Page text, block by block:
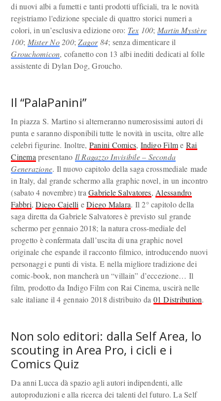
di nuovi albi a fumetti e tanti prodotti ufficiali, tra le novità
registriamo l'edizione speciale di quattro storici numeri a
colori, in un’esclusiva edizione oro: Tex 100; Martin Mystère
100; Mister No 200;Zagor 84; senza dimenticare il
Grouchomicon, cofanetto con 13 albi inediti dedicati al folle
assistente di Dylan Dog, Groucho.
Il “PalaPanini”
In piazza S. Martino si alterneranno numerosissimi autori di
punta e saranno disponibili tutte le novità in uscita, oltre alle
celebri figurine. Inoltre, Panini Comics, Indigo Filme Rai
Cinema presentano Il Ragazzo Invisibile – Seconda
Generazione. Il nuovo capitolo della saga crossmediale made
in Italy, dal grande schermo alla graphic novel, in un incontro
(sabato 4 novembre) traGabriele Salvatores, Alessandro
Fabbri,Diego Cajelli eDiego Malara. Il 2° capitolo della
saga diretta da Gabriele Salvatores è previsto sul grande
schermo per gennaio 2018; la natura cross-mediale del
progetto è confermata dall’uscita di una graphic novel
originale che espande il racconto filmico, introducendo nuovi
personaggi e punti di vista. E nella migliore tradizione dei
comic-book, non mancherà un “villain” d’eccezione… Il
film, prodotto da Indigo Film con Rai Cinema, uscirà nelle
sale italiane il 4 gennaio 2018 distribuito da 01 Distribution.
Non solo editori: dalla Self Area, lo
scouting in Area Pro, i cicli e i
Comics Quiz
Da anni Lucca dà spazio agli autori indipendenti, alle
autoproduzioni e alla ricerca dei talenti del futuro. La Self